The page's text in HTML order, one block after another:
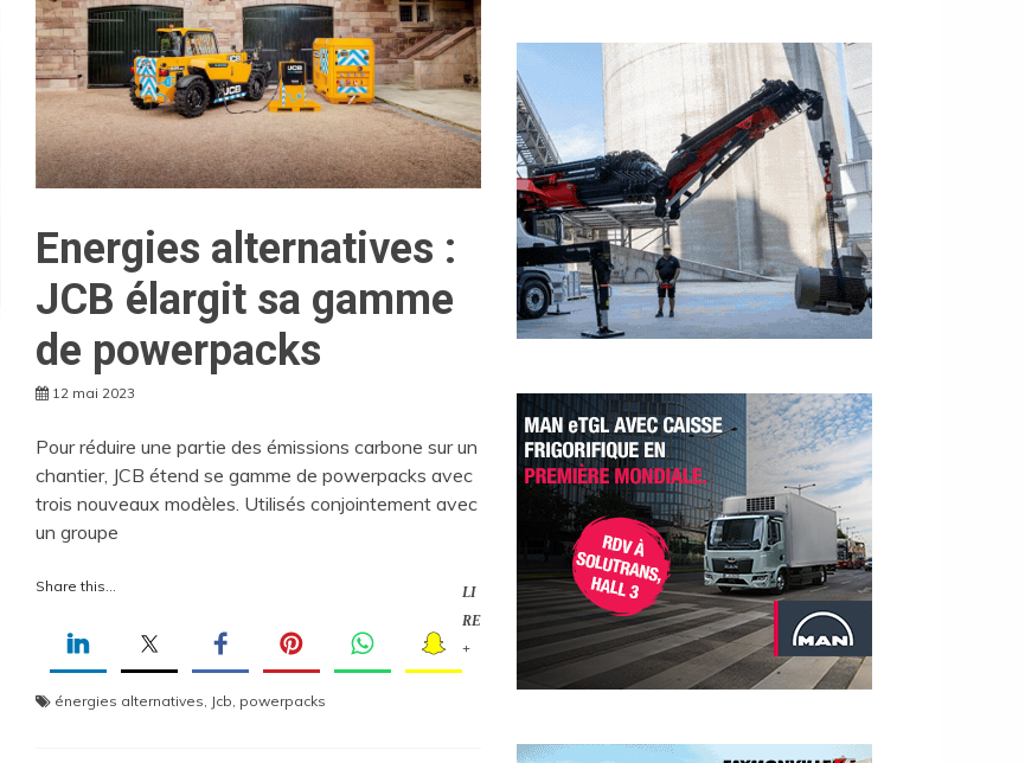
Energies alternatives :
JCB élargit sa gamme
de powerpacks
12 mai 2023
Pour réduire une partie des émissions carbone sur un
chantier, JCB étend se gamme de powerpacks avec
trois nouveaux modèles. Utilisés conjointement avec
un groupe
Share this...
LI
RE
+
énergies alternatives, Jcb, powerpacks